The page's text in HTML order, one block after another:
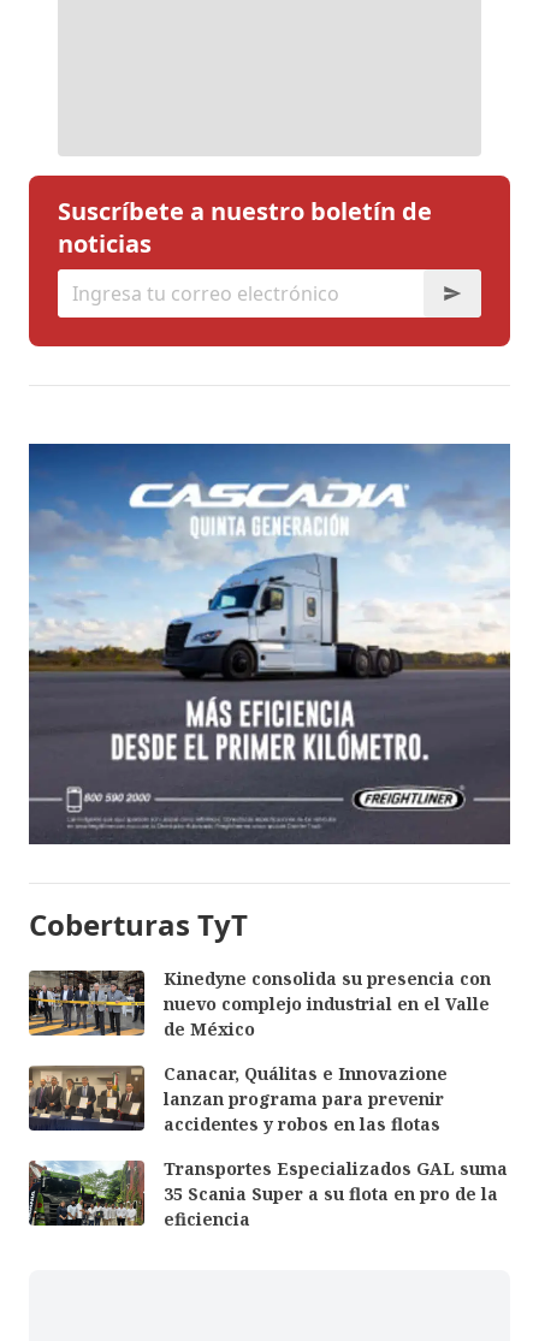
Suscríbete a nuestro boletín de
noticias
Coberturas TyT
Kinedyne consolida su presencia con
nuevo complejo industrial en el Valle
de México
Canacar, Quálitas e Innovazione
lanzan programa para prevenir
accidentes y robos en las flotas
Transportes Especializados GAL suma
35 Scania Super a su flota en pro de la
eficiencia